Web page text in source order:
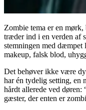
Zombie tema er en
træder ind i en verden af
stemningen med dæmpet
makeup, falsk blod,
Det behøver ikke være
har én tydelig setting, en
hårdt allerede ved døren:
gæster, der enten er